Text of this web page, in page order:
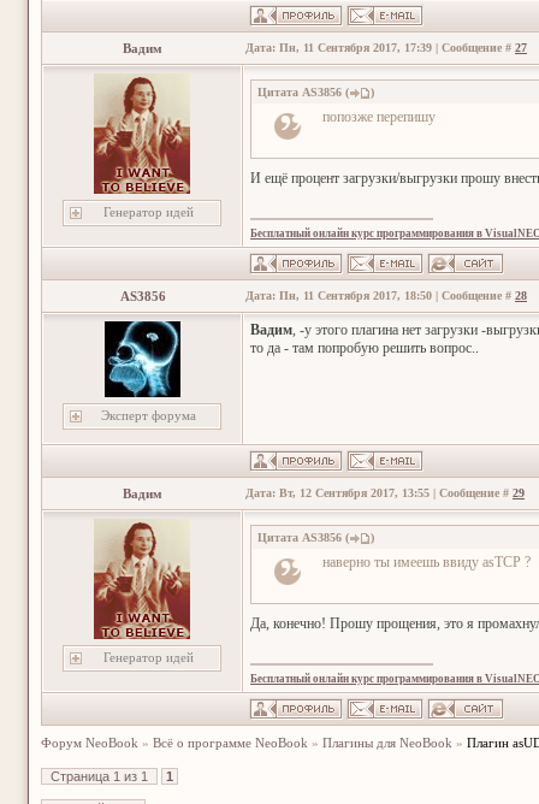
Вадим Дата: Пн, 11 Сентября 2017, 17:39 | Сообщение # 27
Генератор идей
Цитата AS3856 ( )
попозже перепишу
И ещё процент загрузки/выгрузки прошу
Бесплатный онлайн курс программирования в
AS3856 Дата: Пн, 11 Сентября 2017, 18:50 | Сообщение # 28
Эксперт форума
Вадим, -у этого плагина нет загрузки -
то да - там попробую решить вопрос..
Вадим Дата: Вт, 12 Сентября 2017, 13:55 | Сообщение # 29
Генератор идей
Цитата AS3856 ( )
наверно ты имеешь ввиду asTCP ?
Да, конечно! Прошу прощения, это я
Бесплатный онлайн курс программирования в
Форум NeoBook » Всё о программе NeoBook » Плагины для NeoBook » Плагин
Страница 1 из 1 1